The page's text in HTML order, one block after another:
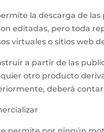
la descarga de
editadas, pero toda
virtuales o sitios web
a partir de las
otro producto
deberá